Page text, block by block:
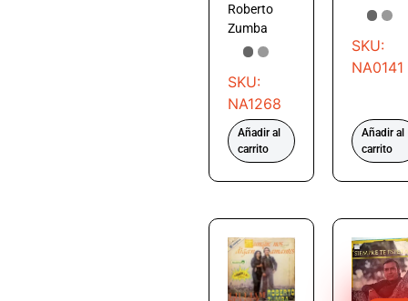
Roberto
Zumba
SKU:
NA1268
Añadir al
carrito
SKU:
NA0141
Añadir al
carrito